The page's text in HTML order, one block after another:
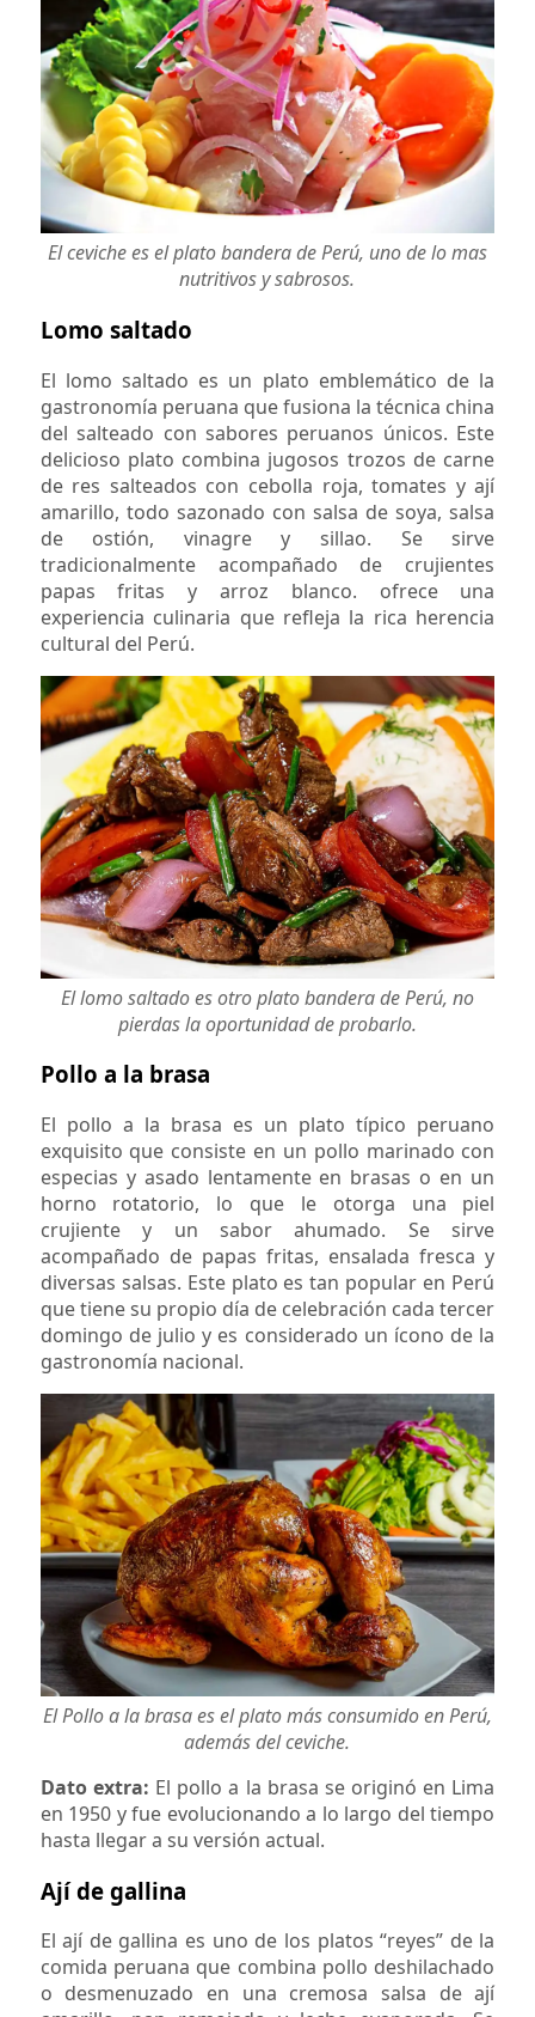
El ceviche es el plato bandera de Perú, uno de lo mas
nutritivos y sabrosos.
Lomo saltado
El lomo saltado es un plato emblemático de la
gastronomía peruana que fusiona la técnica china
del salteado con sabores peruanos únicos. Este
delicioso plato combina jugosos trozos de carne
de res salteados con cebolla roja, tomates y ají
amarillo, todo sazonado con salsa de soya, salsa
de ostión, vinagre y sillao. Se sirve
tradicionalmente acompañado de crujientes
papas fritas y arroz blanco. ofrece una
experiencia culinaria que refleja la rica herencia
cultural del Perú.
El lomo saltado es otro plato bandera de Perú, no
pierdas la oportunidad de probarlo.
Pollo a la brasa
El pollo a la brasa es un plato típico peruano
exquisito que consiste en un pollo marinado con
especias y asado lentamente en brasas o en un
horno rotatorio, lo que le otorga una piel
crujiente y un sabor ahumado. Se sirve
acompañado de papas fritas, ensalada fresca y
diversas salsas. Este plato es tan popular en Perú
que tiene su propio día de celebración cada tercer
domingo de julio y es considerado un ícono de la
gastronomía nacional.
El Pollo a la brasa es el plato más consumido en Perú,
además del ceviche.
Dato extra: El pollo a la brasa se originó en Lima
en 1950 y fue evolucionando a lo largo del tiempo
hasta llegar a su versión actual.
Ají de gallina
El ají de gallina es uno de los platos “reyes” de la
comida peruana que combina pollo deshilachado
o desmenuzado en una cremosa salsa de ají